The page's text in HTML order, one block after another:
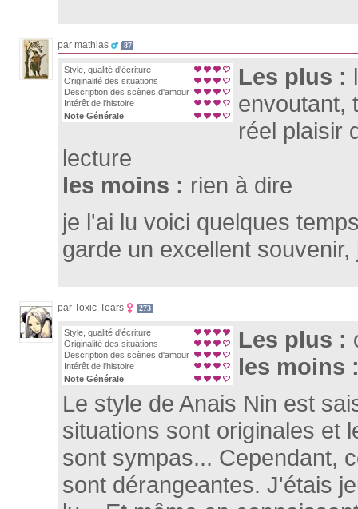
par mathias 87
Style, qualité d'écriture
Originalité des situations
Description des scènes d'amour
Intérêt de l'histoire
Note Générale
Les plus :
envoutant,
réel plaisir
lecture
les moins : rien à dire
je l'ai lu voici quelques
garde un excellent
par Toxic-Tears 273
Style, qualité d'écriture
Originalité des situations
Description des scènes d'amour
Intérêt de l'histoire
Note Générale
Les plus :
les moins
Le style de Anais Nin est
situations sont originales et
sont sympas... Cependant,
sont dérangeantes. J'étais